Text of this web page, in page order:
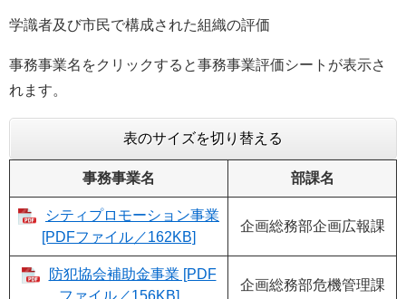
学識者及び市民で構成された組織の評価
事務事業名をクリックすると事務事業評価シートが表示さ
れます。
表のサイズを切り替える
事務事業名 部課名
シティプロモーション事業
[PDFファイル／162KB]
企画総務部企画広報課
防犯協会補助金事業 [PDF
ファイル／156KB]
企画総務部危機管理課